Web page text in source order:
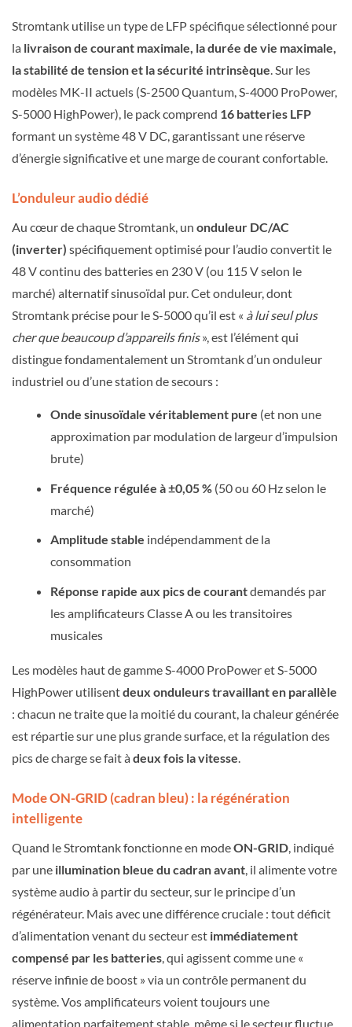
Stromtank utilise un type de LFP spécifique sélectionné pour
la livraison de courant maximale, la durée de vie maximale,
la stabilité de tension et la sécurité intrinsèque. Sur les
modèles MK-II actuels (S-2500 Quantum, S-4000 ProPower,
S-5000 HighPower), le pack comprend 16 batteries LFP
formant un système 48 V DC, garantissant une réserve
d’énergie significative et une marge de courant confortable.
L’onduleur audio dédié
Au cœur de chaque Stromtank, un onduleur DC/AC
(inverter) spécifiquement optimisé pour l’audio convertit le
48 V continu des batteries en 230 V (ou 115 V selon le
marché) alternatif sinusoïdal pur. Cet onduleur, dont
Stromtank précise pour le S-5000 qu’il est « à lui seul plus
cher que beaucoup d’appareils finis», est l’élément qui
distingue fondamentalement un Stromtank d’un onduleur
industriel ou d’une station de secours :
Onde sinusoïdale véritablement pure (et non une
approximation par modulation de largeur d’impulsion
brute)
Fréquence régulée à ±0,05 %(50 ou 60 Hz selon le
marché)
Amplitude stable indépendamment de la
consommation
Réponse rapide aux pics de courantdemandés par
les amplificateurs Classe A ou les transitoires
musicales
Les modèles haut de gamme S-4000 ProPower et S-5000
HighPower utilisentdeux onduleurs travaillant en parallèle
: chacun ne traite que la moitié du courant, la chaleur générée
est répartie sur une plus grande surface, et la régulation des
pics de charge se fait àdeux fois la vitesse.
Mode ON-GRID (cadran bleu) : la régénération
intelligente
Quand le Stromtank fonctionne en modeON-GRID, indiqué
par une illumination bleue du cadran avant, il alimente votre
système audio à partir du secteur, sur le principe d’un
régénérateur. Mais avec une différence cruciale : tout déficit
d’alimentation venant du secteur est immédiatement
compensé par les batteries, qui agissent comme une «
réserve infinie de boost » via un contrôle permanent du
système. Vos amplificateurs voient toujours une
alimentation parfaitement stable, même si le secteur fluctue